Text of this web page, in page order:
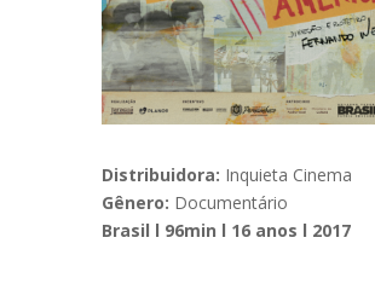
Distribuidora: Inquieta Cinema
Gênero: Documentário
Brasil l 96min l 16 anos l 2017